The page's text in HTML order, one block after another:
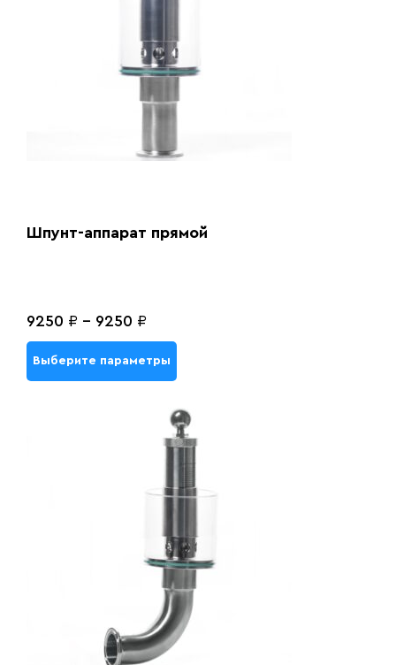
Шпунт-аппарат прямой
9250 ₽ - 9250 ₽
Выберите параметры